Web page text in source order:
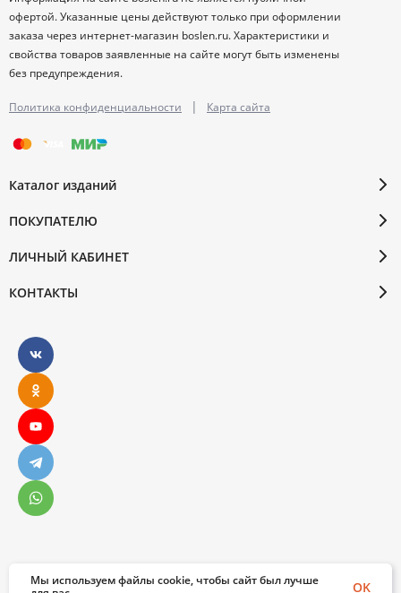
офертой. Указанные цены действуют только при оформлении
заказа через интернет-магазин boslen.ru. Характеристики и
свойства товаров заявленные на сайте могут быть изменены
без предупреждения.
Политика конфиденциальности | Карта сайта
Каталог изданий
ПОКУПАТЕЛЮ
ЛИЧНЫЙ КАБИНЕТ
КОНТАКТЫ
© 2026 Бослен. Все права защищены
Мы используем файлы cookie, чтобы сайт был лучше
OK